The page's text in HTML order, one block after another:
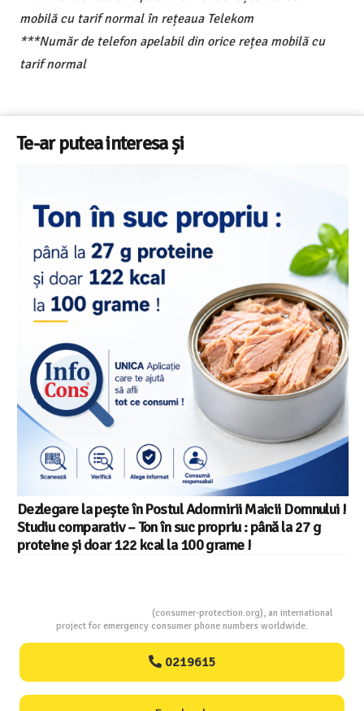
mobilă cu tarif normal în rețeaua Telekom
***Număr de telefon apelabil din orice rețea mobilă cu
tarif normal
Te-ar putea interesa și
Domnului !
la 27 g
Salariul minim in Europa in 2026 –
din 22 in UE
(consumer-protection.org), an international
project for emergency consumer phone numbers worldwide.
0219615